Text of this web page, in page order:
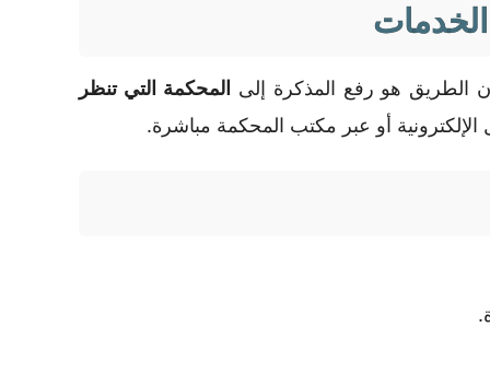
الخدمات
الطريق هو رفع المذكرة إلى المحكمة التي تنظر
أو عبر مكتب المحكمة مباشرة.